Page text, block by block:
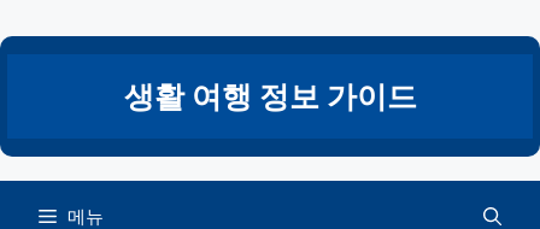
텐
건
너
생활 여행 정보 가이드
메뉴